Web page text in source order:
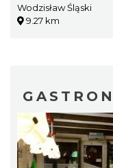
Wodzisław Śląski
9.27 km